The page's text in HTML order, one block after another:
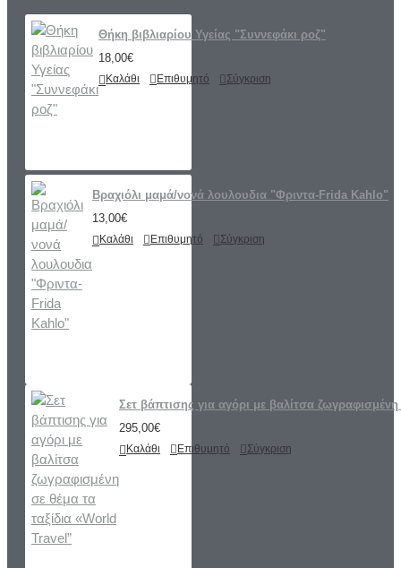
Θήκη βιβλιαρίου Υγείας "Συννεφάκι ροζ"
18,00€
Καλάθι Επιθυμητό Σύγκριση
Βραχιόλι μαμά/νονά λουλουδια "Φριντα-Frida Kahlo"
13,00€
Καλάθι Επιθυμητό Σύγκριση
Σετ βάπτισης για αγόρι με βαλίτσα
295,00€
Καλάθι Επιθυμητό Σύγκριση